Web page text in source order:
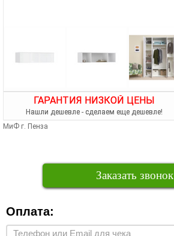
ГАРАНТИЯ НИЗКОЙ ЦЕНЫ
Нашли дешевле - сделаем еще дешевле!
МиФ г. Пенза
Заказать звонок
Оплата: